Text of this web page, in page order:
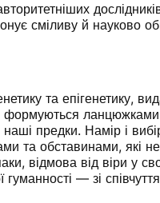
сміливу й науково
та епігенетику,
формуються
наші предки. Намір і
та обставинами, які
відмова від віри у
— зі